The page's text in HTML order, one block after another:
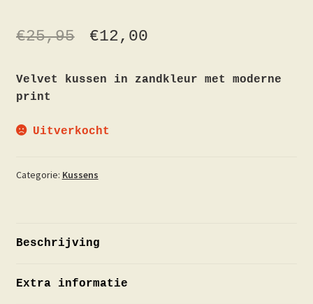
€25,95 €12,00
Velvet kussen in zandkleur met moderne
print
Uitverkocht
Categorie: Kussens
Beschrijving
Extra informatie